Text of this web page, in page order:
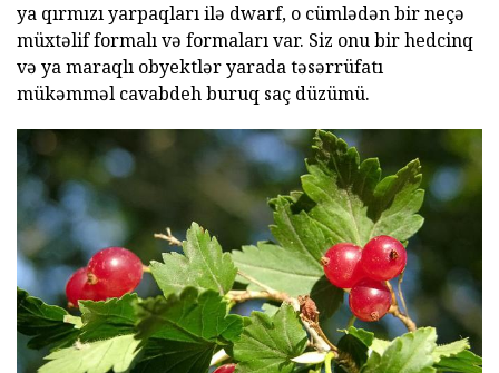
ya qırmızı yarpaqları ilə dwarf, o cümlədən bir neçə
müxtəlif formalı və formaları var. Siz onu bir hedcinq
və ya maraqlı obyektlər yarada təsərrüfatı
mükəmməl cavabdeh buruq saç düzümü.